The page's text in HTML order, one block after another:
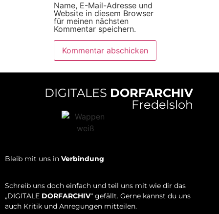
Name, E-Mail-Adresse und
Website in diesem Browser
für meinen nächsten
Kommentar speichern.
DIGITALES DORFARCHIV
Fredelsloh
Bleib mit uns in Verbindung
Schreib uns doch einfach und teil uns mit wie dir das
„DIGITALE DORFARCHIV“ gefällt. Gerne kannst du uns
auch Kritik und Anregungen mitteilen.